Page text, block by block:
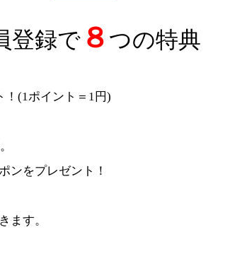
登録で８ つの特典
！(1ポイント＝1円)
ンをプレゼント！
ます。